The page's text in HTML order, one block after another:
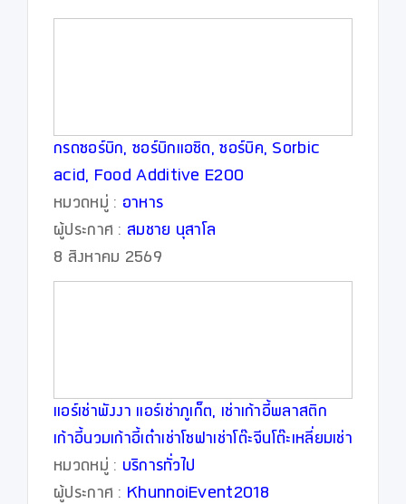
กรดซอร์บิก, ซอร์บิกแอซิด, ซอร์บิค, Sorbic
acid, Food Additive E200
หมวดหมู่ : อาหาร
ผู้ประกาศ : สมชาย นุสาโล
8 สิงหาคม 2569
แอร์เช่าพังงา แอร์เช่าภูเก็ต, เช่าเก้าอี้พลาสติก
เก้าอี้นวมเก้าอี้เต๋าเช่าโซฟาเช่าโต๊ะจีนโต๊ะเหลี่ยมเช่า
พัดลมไอน้ำไอเย็นเช่าโทร0628123629
หมวดหมู่ : บริการทั่วไป
ผู้ประกาศ : KhunnoiEvent2018